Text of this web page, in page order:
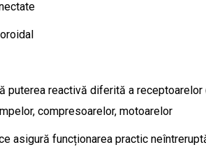
puterea reactivă diferită a
compresoarelor, motoarelor
asigură funcționarea practic